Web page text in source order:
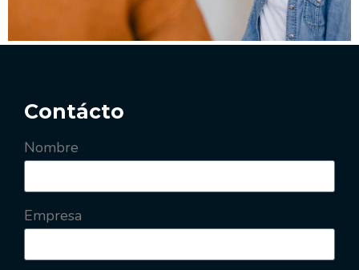
Contácto
Nombre
Empresa